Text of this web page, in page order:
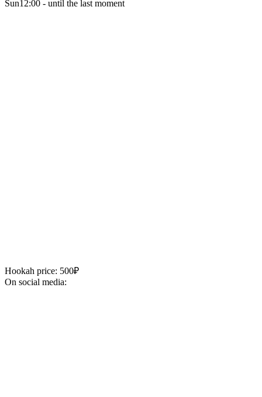
Sun12:00 - until the last moment
Hookah price: 500₽
On social media: